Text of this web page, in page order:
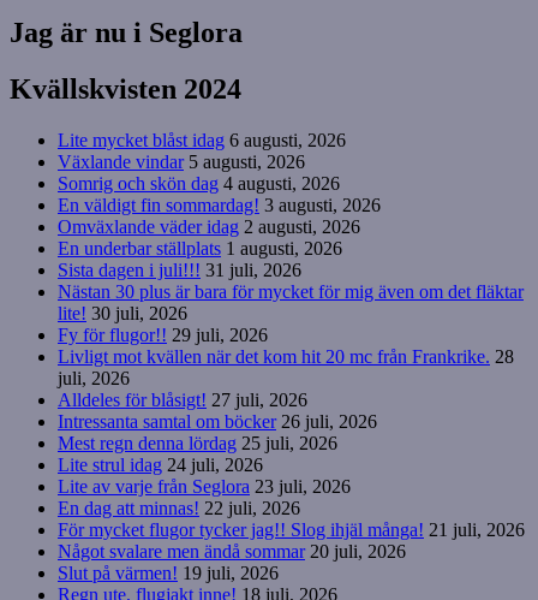
Jag är nu i Seglora
Kvällskvisten 2024
Lite mycket blåst idag 6 augusti, 2026
Växlande vindar 5 augusti, 2026
Somrig och skön dag 4 augusti, 2026
En väldigt fin sommardag! 3 augusti, 2026
Omväxlande väder idag 2 augusti, 2026
En underbar ställplats 1 augusti, 2026
Sista dagen i juli!!! 31 juli, 2026
Nästan 30 plus är bara för mycket för mig även om det fläktar
lite! 30 juli, 2026
Fy för flugor!! 29 juli, 2026
Livligt mot kvällen när det kom hit 20 mc från Frankrike. 28
juli, 2026
Alldeles för blåsigt! 27 juli, 2026
Intressanta samtal om böcker 26 juli, 2026
Mest regn denna lördag 25 juli, 2026
Lite strul idag 24 juli, 2026
Lite av varje från Seglora 23 juli, 2026
En dag att minnas! 22 juli, 2026
För mycket flugor tycker jag!! Slog ihjäl många! 21 juli, 2026
Något svalare men ändå sommar 20 juli, 2026
Slut på värmen! 19 juli, 2026
Regn ute, flugjakt inne! 18 juli, 2026